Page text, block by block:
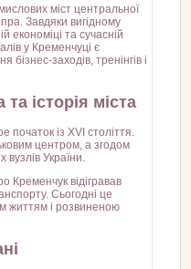
міст центральної
Завдяки вигідному
економіці та сучасній
у Кременчуці є
заходів, тренінгів і
історія міста
початок із XVI століття.
центром, а згодом
України.
Кременчук відігравав
Сьогодні це
життям і розвиненою